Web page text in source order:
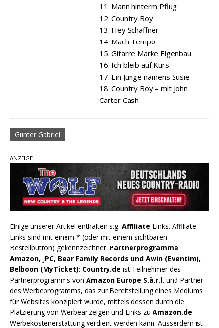
11. Mann hinterm Pflug
12. Country Boy
13. Hey Schaffner
14. Mach Tempo
15. Gitarre Marke Eigenbau
16. Ich bleib auf Kurs
17. Ein Junge namens Susie
18. Country Boy – mit John
Carter Cash
Gunter Gabriel
ANZEIGE
Einige unserer Artikel enthalten s.g. Affiliate-Links. Affiliate-
Links sind mit einem * (oder mit einem sichtbaren
Bestellbutton) gekennzeichnet. Partnerprogramme
Amazon, JPC, Bear Family Records und Awin (Eventim),
Belboon (MyTicket): Country.de ist Teilnehmer des
Partnerprogramms von Amazon Europe S.à.r.l. und Partner
des Werbeprogramms, das zur Bereitstellung eines Mediums
für Websites konzipiert wurde, mittels dessen durch die
Platzierung von Werbeanzeigen und Links zu Amazon.de
Werbekostenerstattung verdient werden kann. Ausserdem ist